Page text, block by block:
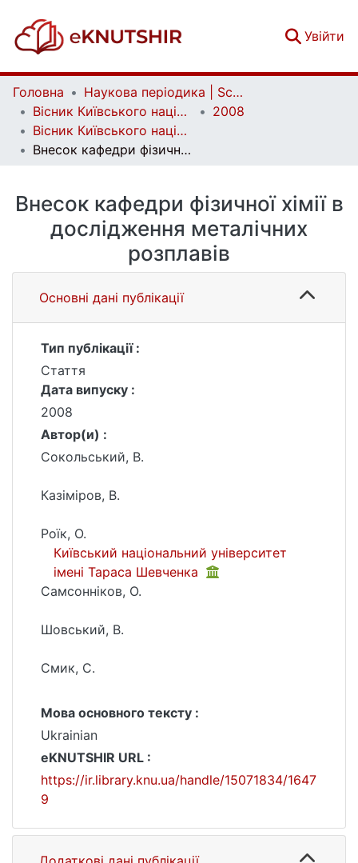
Увійти
Головна
Наукова періодика | Scientific periodicals
Вісник Київського національного університету імені Тараса Шевченка. Хімія | Bulletin of Taras Shevchenko National University of Kyiv. Chemistry
2008
Вісник Київського національного університету імені Тараса Шевченка. Хімія. Вип. 46
Внесок кафедри фізичної хімії в дослідження металічних розплавів
Внесок кафедри фізичної хімії в
дослідження металічних
розплавів
Основні дані публікації
Тип публікації :
Стаття
Дата випуску :
2008
Автор(и) :
Сокольський, В.
Казіміров, В.
Роїк, О.
Київський національний університет
імені Тараса Шевченка
Самсонніков, О.
Шовський, В.
Смик, С.
Мова основного тексту :
Ukrainian
eKNUTSHIR URL :
https://ir.library.knu.ua/handle/15071834/1647
9